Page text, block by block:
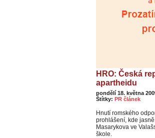
HRO: Česká
apartheidu
pondělí 18. května
Štítky: PR článek
Hnutí romského
prohlášení, kde
Masarykova ve
škole.